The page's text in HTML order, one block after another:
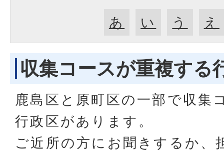
あ い う え
収集コースが重複する
鹿島区と原町区の一部で収集
行政区があります。
ご近所の方にお聞きするか、